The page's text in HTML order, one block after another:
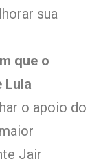
sua
que o
Lula
o apoio do
Jair